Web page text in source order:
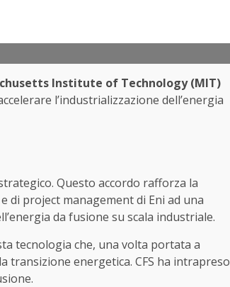
Institute of Technology (MIT)
l’industrializzazione dell’energia
Questo accordo rafforza la
di project management di Eni ad una
da fusione su scala industriale.
tecnologia che, una volta portata a
energetica. CFS ha intrapreso